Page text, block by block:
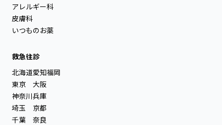
アレルギー科
皮膚科
いつものお薬
救急往診
北海道
東京
神奈川
埼玉
千葉
愛知
大阪
兵庫
京都
奈良
福岡